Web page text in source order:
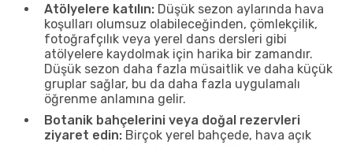
Atölyelere katılın: Düşük sezon aylarında hava
koşulları olumsuz olabileceğinden, çömlekçilik,
fotoğrafçılık veya yerel dans dersleri gibi
atölyelere kaydolmak için harika bir zamandır.
Düşük sezon daha fazla müsaitlik ve daha küçük
gruplar sağlar, bu da daha fazla uygulamalı
öğrenme anlamına gelir.
Botanik bahçelerini veya doğal rezervleri
ziyaret edin: Birçok yerel bahçede, hava açık